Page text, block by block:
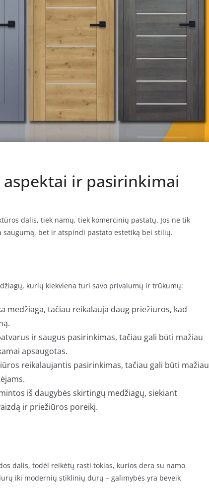
ir pasirinkimai
dalis, tiek namų, tiek komercinių pastatų. Jos ne tik
bet ir atspindi pastato estetiką bei stilių.
kurių kiekviena turi savo privalumų ir trūkumų:
medžiaga, tačiau reikalauja daug priežiūros, kad
ir saugus pasirinkimas, tačiau gali būti mažiau
apsaugotas.
reikalaujantis pasirinkimas, tačiau gali būti mažiau
iš daugybės skirtingų medžiagų, siekiant
ir priežiūros poreikį.
dalis, todėl reikėtų rasti tokias, kurios dera su namo
iki modernių stiklinių durų – galimybės yra beveik